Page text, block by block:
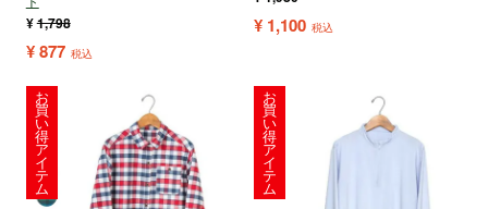
¥1,798
¥877 税込
¥ 1,100 税込
お
買
い
得
ア
イ
テ
ム
お
買
い
得
ア
イ
テ
ム